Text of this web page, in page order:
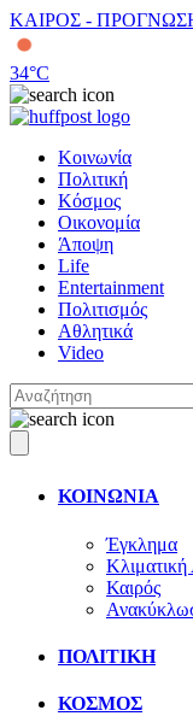
ΚΑΙΡΟΣ -
34°C
Κοινωνία
Πολιτική
Κόσμος
Οικονομία
Άποψη
Life
Entertainment
Πολιτισμός
Αθλητικά
Video
ΚΟΙΝΩΝΙΑ
Έγκλημα
Καιρός
ΠΟΛΙΤΙΚΗ
ΚΟΣΜΟΣ